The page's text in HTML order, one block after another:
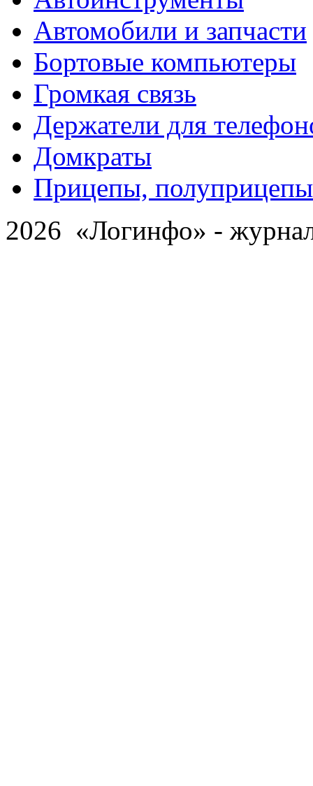
Автомобили и запчасти
Бортовые компьютеры
Громкая связь
Держатели для
Домкраты
Прицепы, полуприцепы
2026 «Логинфо» -